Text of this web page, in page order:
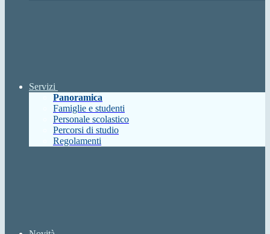
Servizi
Panoramica
Famiglie e studenti
Personale scolastico
Percorsi di studio
Regolamenti